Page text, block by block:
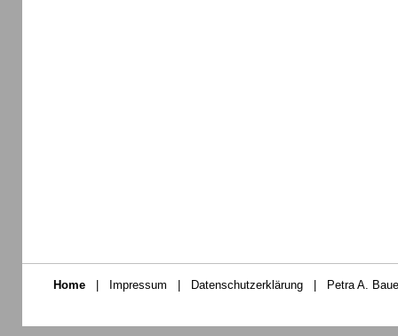
Home Impressum Datenschutzerklärung Petra A.